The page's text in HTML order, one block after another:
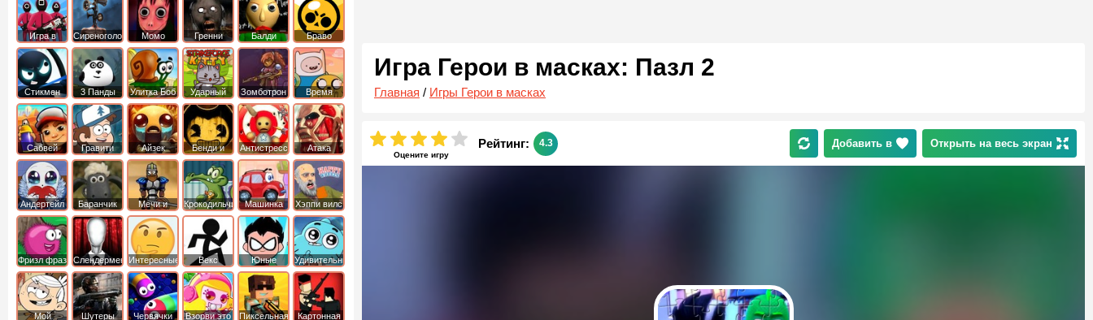
Игра Герои в масках: Пазл 2
Главная / Игры Герои в масках
Оцените игру
Рейтинг: 4.3 Добавить в Открыть на весь экран
Игра в
Кальмара
Сиреноголовый Момо Гренни Балди
Браво
Старс
Стикмен 3 Панды Улитка Боб
Ударный
отряд котят
Зомботрон
Время
Приключений
Сабвей
Серф
Гравити
Фолз
Айзек
Бенди и
Чернильная
машина
Антистресс
Атака
Титанов
Андертейл
Баранчик
Шон
Мечи и
Сандали
Крокодильчик
Свомпи
Машинка
Вилли
Хэппи вилс
Фризл фраз Слендермен Интересные Векс
Юные
титаны
вперед
Удивительный
мир
Гамбола
Мой
Шутеры Червячки Взорви это
Пиксельная
Картонная